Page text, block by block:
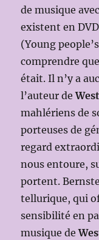
de musique
existent en DVD
(Young
comprendre
était. Il n’y a
l’auteur de
mahlériens de
porteuses de
regard
nous entoure,
portent.
tellurique, qui
sensibilité en
musique de